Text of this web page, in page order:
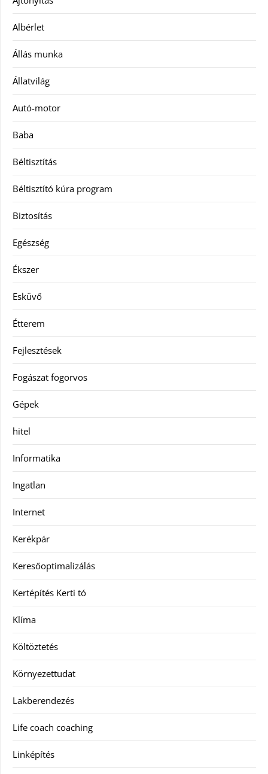
Albérlet
Állás munka
Állatvilág
Autó-motor
Baba
Béltisztítás
Béltisztító kúra program
Biztosítás
Egészség
Ékszer
Esküvő
Étterem
Fejlesztések
Fogászat fogorvos
Gépek
hitel
Informatika
Ingatlan
Internet
Kerékpár
Keresőoptimalizálás
Kertépítés Kerti tó
Klíma
Költöztetés
Környezettudat
Lakberendezés
Life coach coaching
Linképítés